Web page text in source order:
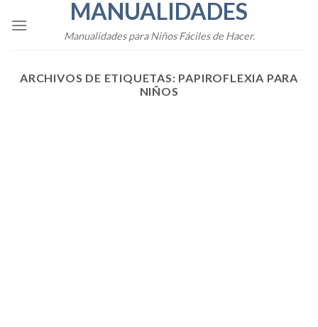
MANUALIDADES
Manualidades para Niños Fáciles de Hacer.
ARCHIVOS DE ETIQUETAS: PAPIROFLEXIA PARA
NIÑOS